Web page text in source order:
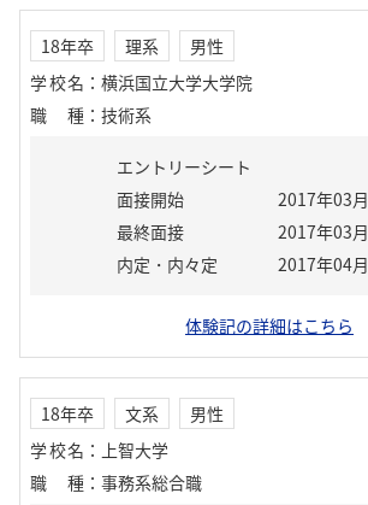
18年卒 理系
男性
学校名 ： 横浜国立大学大学院
職種 ： 技術系
エントリーシート
面接開始
2017年03月
最終面接
2017年03月
内定・内々定
2017年04月
体験記の詳細はこちら
18年卒 文系
男性
学校名 ： 上智大学
職種 ： 事務系総合職